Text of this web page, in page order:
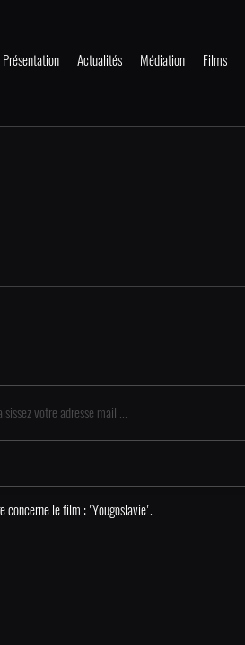
Présentation Actualités Médiation Films